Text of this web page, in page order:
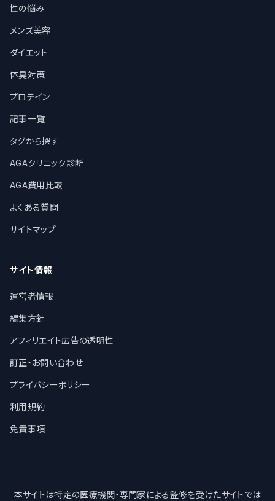
性の悩み
メンズ美容
ダイエット
体臭対策
プロテイン
記事一覧
タグから探す
AGAクリニック診断
AGA費用比較
よくある質問
サイトマップ
サイト情報
運営者情報
編集方針
アフィリエイト広告の透明性
訂正・お問い合わせ
プライバシーポリシー
利用規約
免責事項
本サイトは特定の医療機関・専門家による監修を受けたサイトでは